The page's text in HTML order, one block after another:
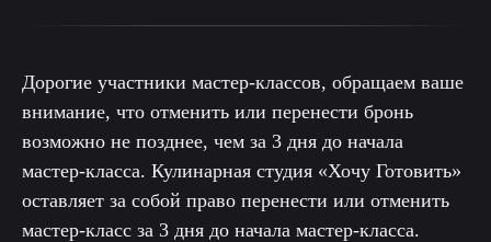
Дорогие участники мастер-классов, обращаем ваше
внимание, что отменить или перенести бронь
возможно не позднее, чем за 3 дня до начала
мастер-класса. Кулинарная студия «Хочу Готовить»
оставляет за собой право перенести или отменить
мастер-класс за 3 дня до начала мастер-класса.